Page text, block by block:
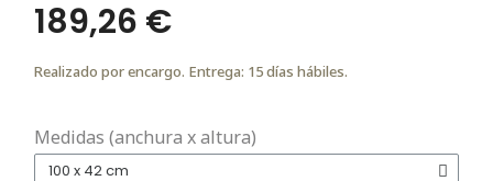
189,26 €
Realizado por encargo. Entrega: 15 días hábiles.
Medidas (anchura x altura)